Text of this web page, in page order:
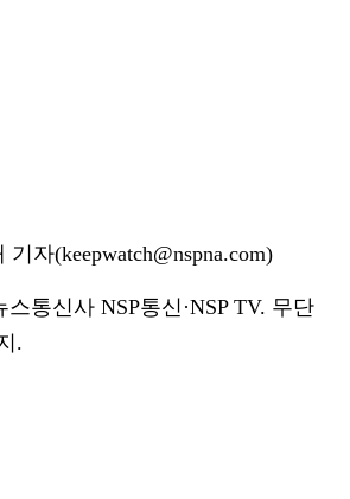
자(keepwatch@nspna.com)
통신사 NSP통신·NSP TV. 무단
.